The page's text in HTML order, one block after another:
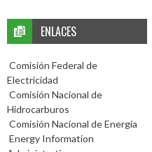
ENLACES
Comisión Federal de
Electricidad
Comisión Nacional de
Hidrocarburos
Comisión Nacional de Energía
Energy Information